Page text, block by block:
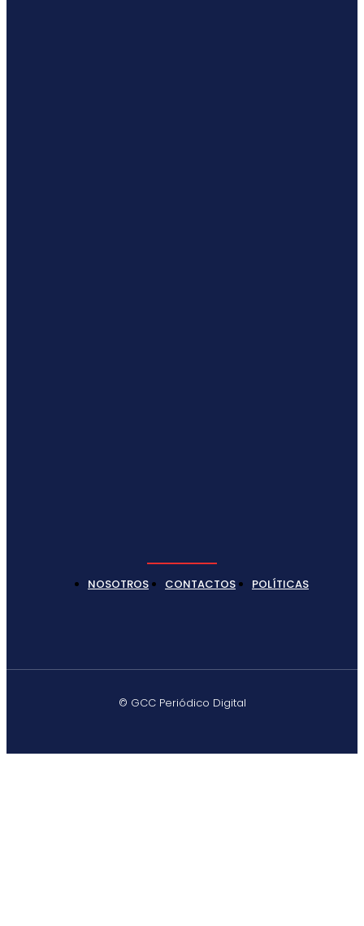
NOSOTROS CONTACTOS POLÍTICAS
© GCC Periódico Digital